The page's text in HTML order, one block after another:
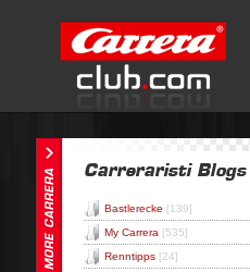
Bastlerecke [139]
My Carrera [535]
Renntipps [24]